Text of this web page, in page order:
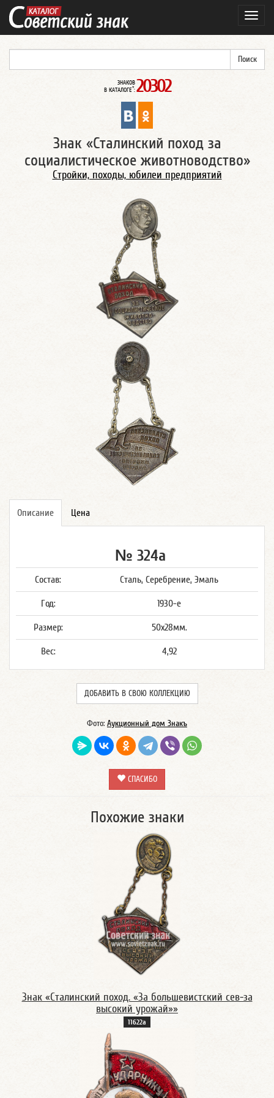
ЗНАКОВ
В КАТАЛОГЕ*: 20302
Знак «Сталинский поход за
социалистическое животноводство»
Стройки, походы, юбилеи предприятий
Описание Цена
№ 324а
Состав: Сталь, Серебрение, Эмаль
Год: 1930-е
Размер: 50x28мм.
Вес: 4,92
ДОБАВИТЬ В СВОЮ КОЛЛЕКЦИЮ
Фото: Аукционный дом Знакъ
СПАСИБО
Похожие знаки
Знак «Сталинский поход. «За большевистский сев-за
высокий урожай»»
11622а